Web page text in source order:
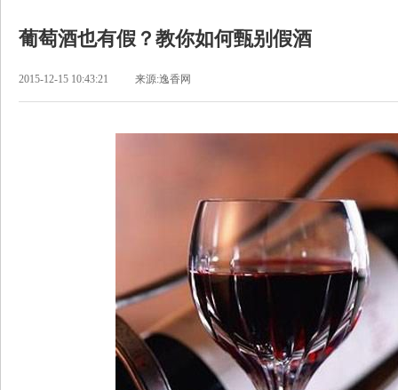
葡萄酒也有假？教你如何甄别假酒
2015-12-15 10:43:21 来源:逸香网